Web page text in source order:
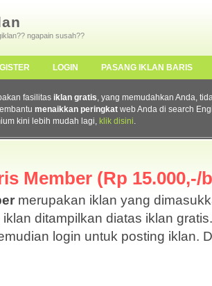
ngapain susah??
LOGIN PASANG IKLAN BARIS
fasilitas iklan gratis, yang memudahkan Anda,
menaikkan peringkat web Anda di search
kini lebih mudah lagi, klik disini.
Member (Rp 15.000,-/
merupakan iklan yang
iklan ditampilkan diatas iklan
login untuk posting iklan.